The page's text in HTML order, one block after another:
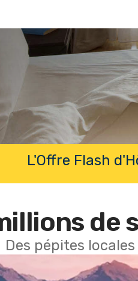
L'Offre Flash
de
Des pépites